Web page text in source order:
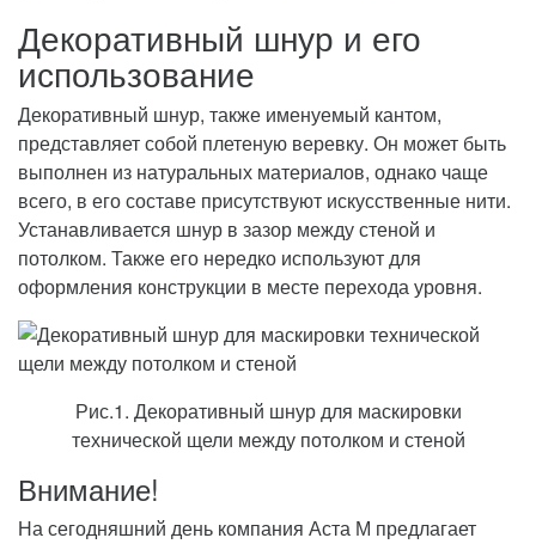
Декоративный шнур и его
использование
Декоративный шнур, также именуемый кантом,
представляет собой плетеную веревку. Он может быть
выполнен из натуральных материалов, однако чаще
всего, в его составе присутствуют искусственные нити.
Устанавливается шнур в зазор между стеной и
потолком. Также его нередко используют для
оформления конструкции в месте перехода уровня.
Рис.1. Декоративный шнур для маскировки
технической щели между потолком и стеной
Внимание!
На сегодняшний день компания Аста М предлагает